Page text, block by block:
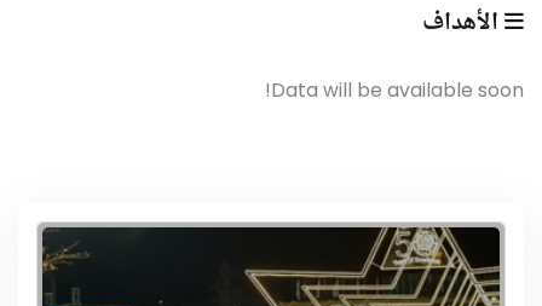
الأهداف
Data will be available soon!